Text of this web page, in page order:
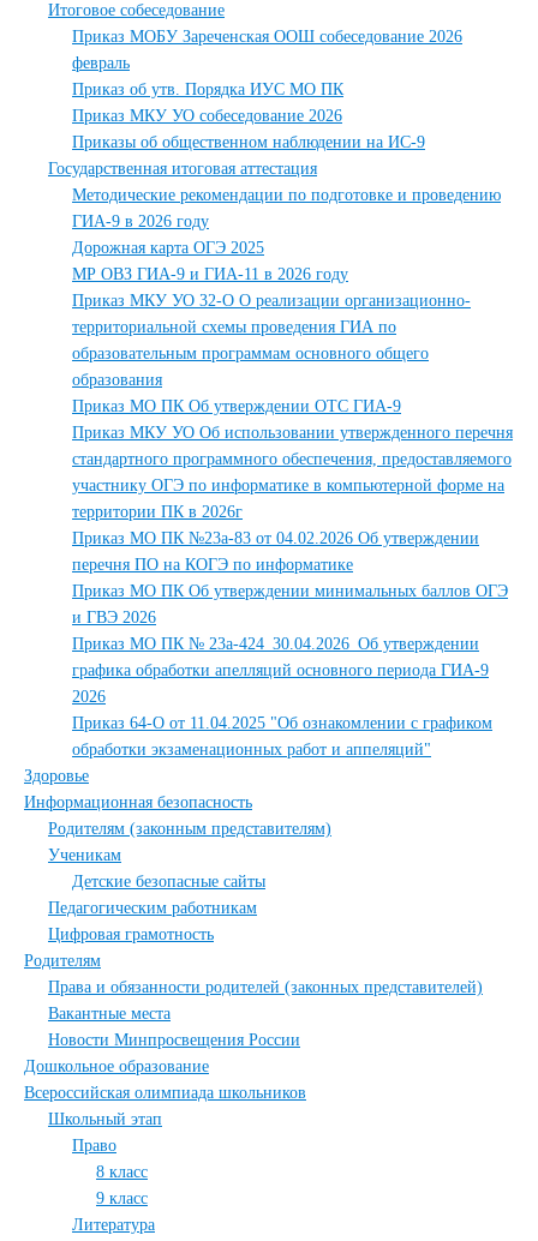
Итоговое собеседование
Приказ МОБУ Зареченская ООШ собеседование 2026
февраль
Приказ об утв. Порядка ИУС МО ПК
Приказ МКУ УО собеседование 2026
Приказы об общественном наблюдении на ИС-9
Государственная итоговая аттестация
Методические рекомендации по подготовке и проведению
ГИА-9 в 2026 году
Дорожная карта ОГЭ 2025
МР ОВЗ ГИА-9 и ГИА-11 в 2026 году
Приказ МКУ УО 32-О O реализации организационно-
территориальной схемы проведения ГИА по
образовательным программам основного общего
образования
Приказ МО ПК Об утверждении ОТС ГИА-9
Приказ МКУ УО Об использовании утвержденного перечня
стандартного программного обеспечения, предоставляемого
участнику ОГЭ по информатике в компьютерной форме на
территории ПК в 2026г
Приказ МО ПК №23а-83 от 04.02.2026 Об утверждении
перечня ПО на КОГЭ по информатике
Приказ МО ПК Об утверждении минимальных баллов ОГЭ
и ГВЭ 2026
Приказ МО ПК № 23а-424_30.04.2026_Об утверждении
графика обработки апелляций основного периода ГИА-9
2026
Приказ 64-О от 11.04.2025 "Об ознакомлении с графиком
обработки экзаменационных работ и аппеляций"
Здоровье
Информационная безопасность
Родителям (законным представителям)
Ученикам
Детские безопасные сайты
Педагогическим работникам
Цифровая грамотность
Родителям
Права и обязанности родителей (законных представителей)
Вакантные места
Новости Минпросвещения России
Дошкольное образование
Всероссийская олимпиада школьников
Школьный этап
Право
8 класс
9 класс
Литература